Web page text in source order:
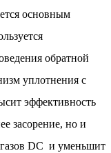
основным
обратной
уплотнения с
эффективность
засорение, но и
DC и уменьшит